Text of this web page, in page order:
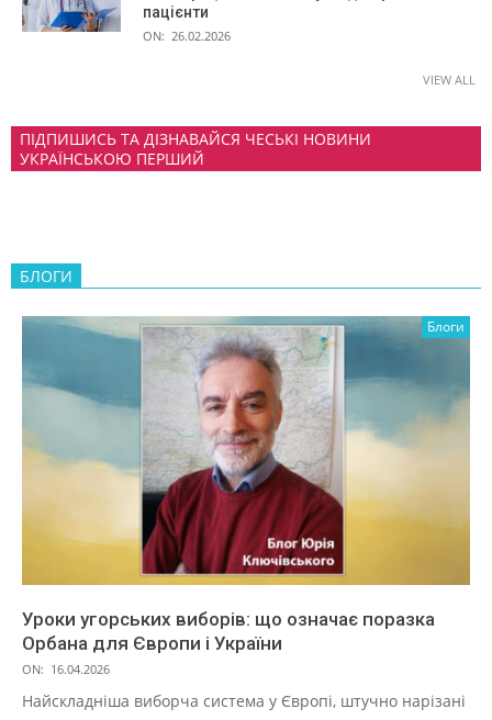
пацієнти
ON: 26.02.2026
VIEW ALL
ПІДПИШИСЬ ТА ДІЗНАВАЙСЯ ЧЕСЬКІ НОВИНИ
УКРАЇНСЬКОЮ ПЕРШИЙ
БЛОГИ
Блоги
Уроки угорських виборів: що означає поразка
Орбана для Європи і України
ON: 16.04.2026
Найскладніша виборча система у Європі, штучно нарізані